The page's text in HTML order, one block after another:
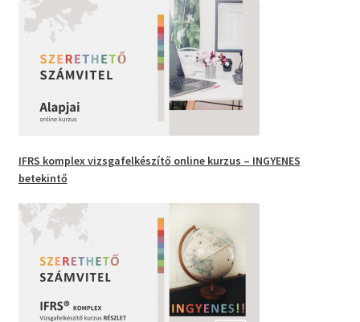
IFRS komplex vizsgafelkészítő online kurzus – INGYENES
betekintő